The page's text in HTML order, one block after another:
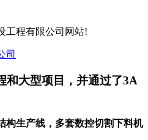
工程有限公司网站!
和大型项目，并通过了3A
构生产线，多套数控切割下料机